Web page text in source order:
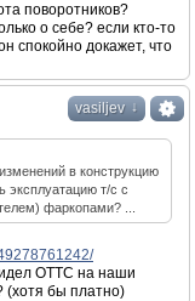
поворотников?
о себе? если кто-то
спокойно докажет, что
vasiljev ↓
в конструкцию
эксплуатацию т/с с
фаркопами? ...
ОТТС на наши
(хотя бы платно)